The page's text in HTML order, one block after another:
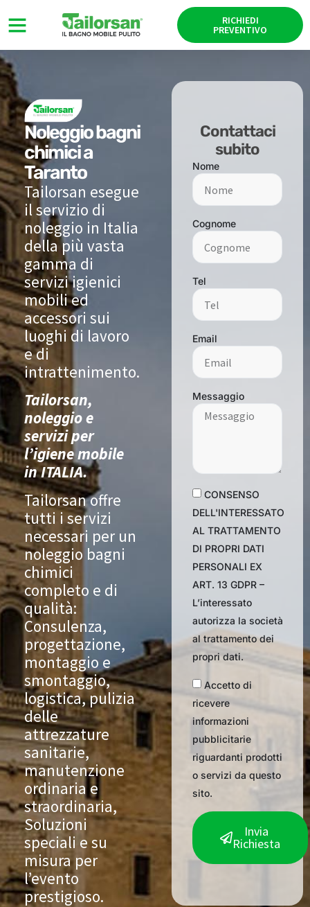
RICHIEDI
PREVENTIVO
Noleggio bagni
chimici a
Taranto
Tailorsan esegue
il servizio di
noleggio in Italia
della più vasta
gamma di
servizi igienici
mobili ed
accessori sui
luoghi di lavoro
e di
intrattenimento.
Tailorsan,
noleggio e
servizi per
l’igiene mobile
in ITALIA.
Tailorsan offre
tutti i servizi
necessari per un
noleggio bagni
chimici
completo e di
qualità:
Consulenza,
progettazione,
montaggio e
smontaggio,
logistica, pulizia
delle
attrezzature
sanitarie,
manutenzione
ordinaria e
straordinaria,
Soluzioni
speciali e su
misura per
l’evento
prestigioso.
Contattaci
subito
Nome
Cognome
Tel
Email
Messaggio
CONSENSO
DELL'INTERESSATO
AL TRATTAMENTO
DI PROPRI DATI
PERSONALI EX
ART. 13 GDPR –
L’interessato
autorizza la società
al trattamento dei
propri dati.
Accetto di
ricevere
informazioni
pubblicitarie
riguardanti prodotti
o servizi da questo
sito.
Invia
Richiesta